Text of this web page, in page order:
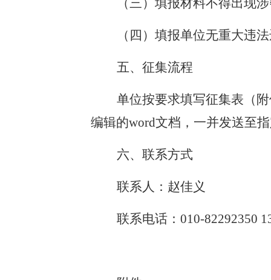
（三）填报材料不得出现
（四）填报单位无重大违
五、征集流程
单位按要求填写征集表（
编辑的word文档，一并发送至
六、联系方式
联系人：赵佳义
联系电话：010-82292350